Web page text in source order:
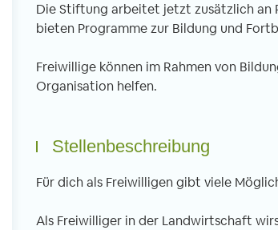
Die Stiftung arbeitet jetzt zusätzlich an
bieten Programme zur Bildung und
Freiwillige können im Rahmen von
Organisation helfen.
Stellenbeschreibung
Für dich als Freiwilligen gibt viele
Als Freiwilliger in der Landwirtschaft